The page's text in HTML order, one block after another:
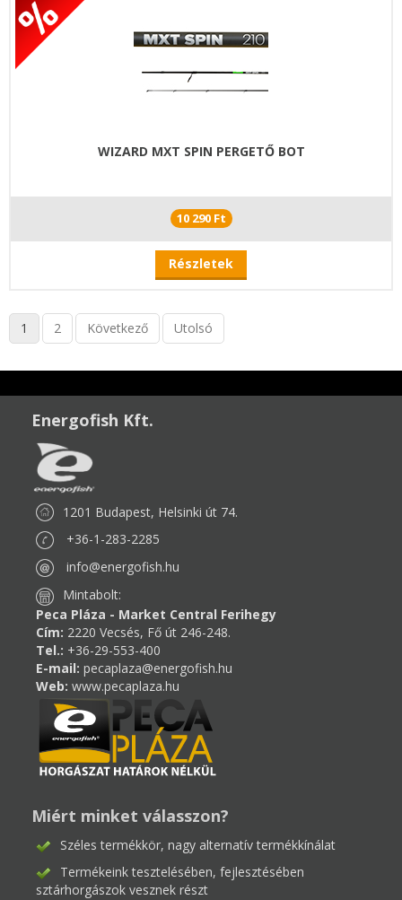
WIZARD MXT SPIN PERGETŐ BOT
10 290 Ft
Részletek
1 2 Következő Utolsó
Energofish Kft.
1201 Budapest, Helsinki út 74.
+36-1-283-2285
info@energofish.hu
Mintabolt:
Peca Pláza - Market Central Ferihegy
Cím: 2220 Vecsés, Fő út 246-248.
Tel.: +36-29-553-400
E-mail: pecaplaza@energofish.hu
Web: www.pecaplaza.hu
Miért minket válasszon?
Széles termékkör, nagy alternatív termékkínálat
Termékeink tesztelésében, fejlesztésében
sztárhorgászok vesznek részt